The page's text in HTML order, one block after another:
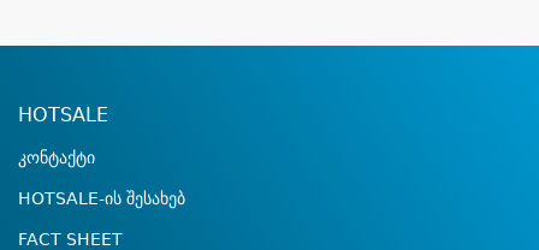
HOTSALE
კონტაქტი
HOTSALE-ის შესახებ
FACT SHEET